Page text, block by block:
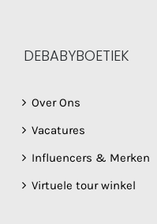
DEBABYBOETIEK
Over Ons
Vacatures
Influencers & Merken
Virtuele tour winkel